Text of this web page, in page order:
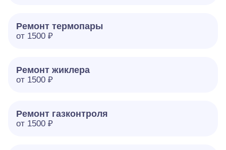
Ремонт термопары
от 1500 ₽
Ремонт жиклера
от 1500 ₽
Ремонт газконтроля
от 1500 ₽